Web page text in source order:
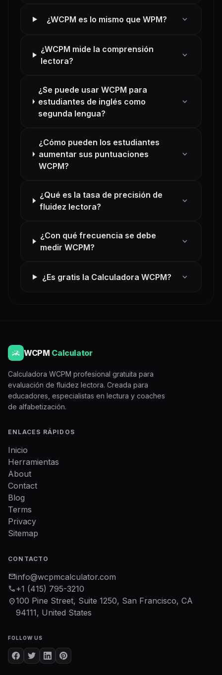
¿WCPM es lo mismo que WPM? expand_more
¿WCPM mide la comprensión
lectora?
expand_more
¿Se puede usar WCPM para
estudiantes de inglés como
segunda lengua?
expand_more
¿Cómo pueden los estudiantes
aumentar sus puntuaciones
WCPM?
expand_more
¿Qué es la tasa de precisión de
fluidez lectora?
expand_more
¿Con qué frecuencia se debe
medir WCPM?
expand_more
¿Es gratis la Calculadora WCPM? expand_more
WCPM Calculator
Calculadora WCPM profesional gratuita para
evaluación de fluidez lectora. Creada para
educadores, especialistas en lectura y coaches
de alfabetización.
ENLACES RÁPIDOS
Inicio
Herramientas
About
Contact
Blog
Terms
Privacy
Sitemap
CONTACTO
mailinfo@wcpmcalculator.com
phone+1 (415) 795-3210
location_on100 Pine Street, Suite 1250, San Francisco, CA
94111, United States
FOLLOW US